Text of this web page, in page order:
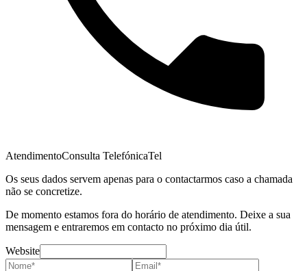
AtendimentoConsulta TelefónicaTel
Os seus dados servem apenas para o contactarmos caso a chamada
não se concretize.
De momento estamos fora do horário de atendimento. Deixe a sua
mensagem e entraremos em contacto no próximo dia útil.
Website